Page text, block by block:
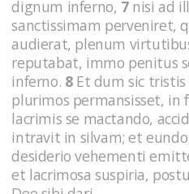
dignum inferno, 7nisi ad
sanctissimam perveniret,
audierat, plenum
reputabat, immo penitus
inferno. 8Et dum sic tristis
plurimos permansisset,
lacrimis se mactando,
intravit in silvam; et
desiderio vehementi
et lacrimosa suspiria,